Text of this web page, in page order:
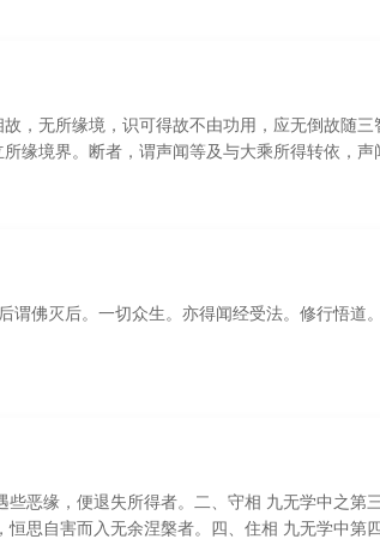
，无所缘境，识可得故不由功用，应无倒故随三
缘境界。断者，谓声闻等及与大乘所得转依，声
佛灭后。一切众生。亦得闻经受法。修行悟道
恶缘，便退失所得者。二、守相 九无学中之第
思自害而入无余涅槃者。四、住相 九无学中第